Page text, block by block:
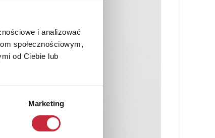
i analizować
społecznościowym,
od Ciebie lub
Marketing